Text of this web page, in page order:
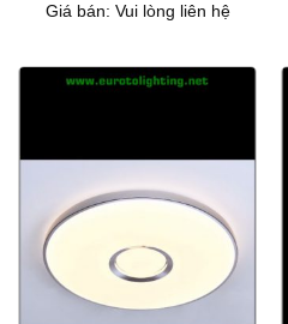
Giá bán: Vui lòng liên hệ